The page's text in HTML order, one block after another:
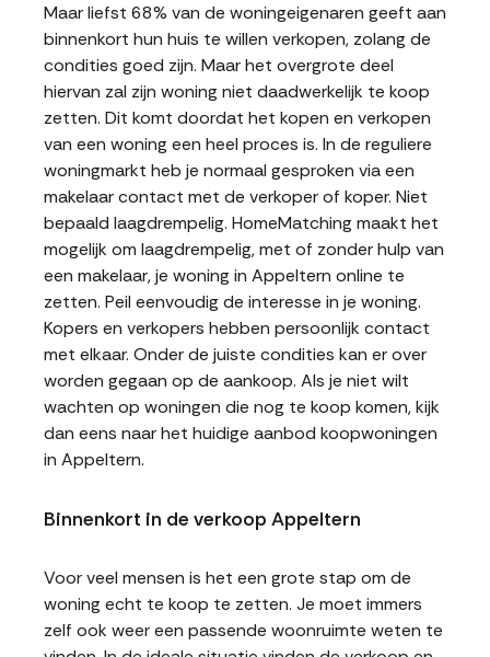
Maar liefst 68% van de woningeigenaren geeft aan
binnenkort hun huis te willen verkopen, zolang de
condities goed zijn. Maar het overgrote deel
hiervan zal zijn woning niet daadwerkelijk te koop
zetten. Dit komt doordat het kopen en verkopen
van een woning een heel proces is. In de reguliere
woningmarkt heb je normaal gesproken via een
makelaar contact met de verkoper of koper. Niet
bepaald laagdrempelig. HomeMatching maakt het
mogelijk om laagdrempelig, met of zonder hulp van
een makelaar, je woning in Appeltern online te
zetten. Peil eenvoudig de interesse in je woning.
Kopers en verkopers hebben persoonlijk contact
met elkaar. Onder de juiste condities kan er over
worden gegaan op de aankoop. Als je niet wilt
wachten op woningen die nog te koop komen, kijk
dan eens naar het huidige aanbod koopwoningen
in Appeltern.
Binnenkort in de verkoop Appeltern
Voor veel mensen is het een grote stap om de
woning echt te koop te zetten. Je moet immers
zelf ook weer een passende woonruimte weten te